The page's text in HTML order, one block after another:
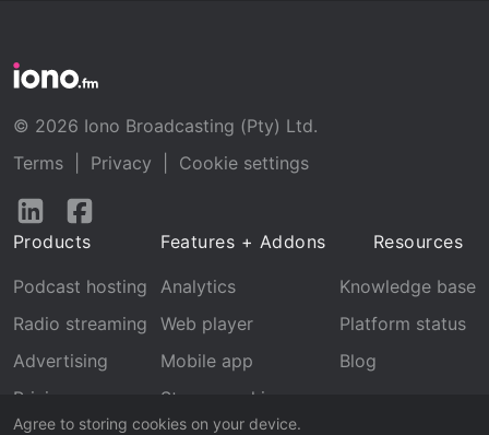
Agree to storing cookies on your device.
© 2026 Iono Broadcasting (Pty) Ltd.
Terms
Privacy
Cookie settings
Follow
LinkedInFacebook
Products
Podcast hosting
Radio streaming
Advertising
Pricing
Features + Addons
Analytics
Web player
Mobile app
Stream archive
Resources
Knowledge base
Platform status
Blog